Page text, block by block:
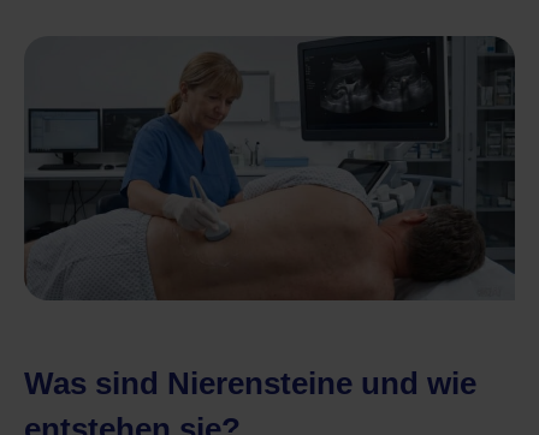
Was sind Nierensteine und wie